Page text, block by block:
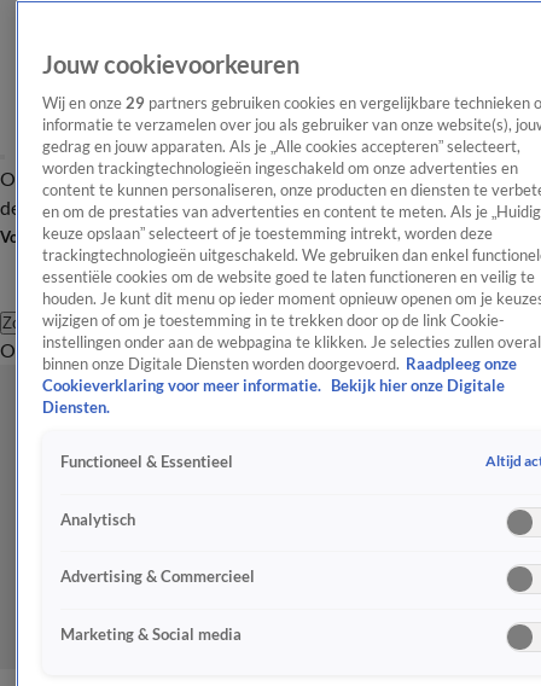
OverzichtAfleveringen Entertainment TV Algemeen
Tip
de redactieNieuwsbrief
Volg Shownieuws
Zoeken
OverzichtEntertainmentSpraakmakendRealityCrimeVideo's
Jouw cookievoorkeuren
Wij en onze 29 partners gebruiken cookies en vergelijkbare technieken
informatie te verzamelen over jou als gebruiker van onze website(s),
gedrag en jouw apparaten. Als je „Alle cookies accepteren” selecteert,
worden trackingtechnologieën ingeschakeld om onze advertenties en
content te kunnen personaliseren, onze producten en diensten te
en om de prestaties van advertenties en content te meten. Als je
keuze opslaan” selecteert of je toestemming intrekt, worden deze
trackingtechnologieën uitgeschakeld. We gebruiken dan enkel
essentiële cookies om de website goed te laten functioneren en veilig te
houden. Je kunt dit menu op ieder moment opnieuw openen om je
wijzigen of om je toestemming in te trekken door op de link Cookie-
instellingen onder aan de webpagina te klikken. Je selecties zullen overal
binnen onze Digitale Diensten worden doorgevoerd. Raadpleeg onze
Cookieverklaring voor meer informatie.
Bekijk hier onze Digitale
Diensten.
Functioneel & Essentieel Altijd
Analytisch
Advertising & Commercieel
Marketing & Social media